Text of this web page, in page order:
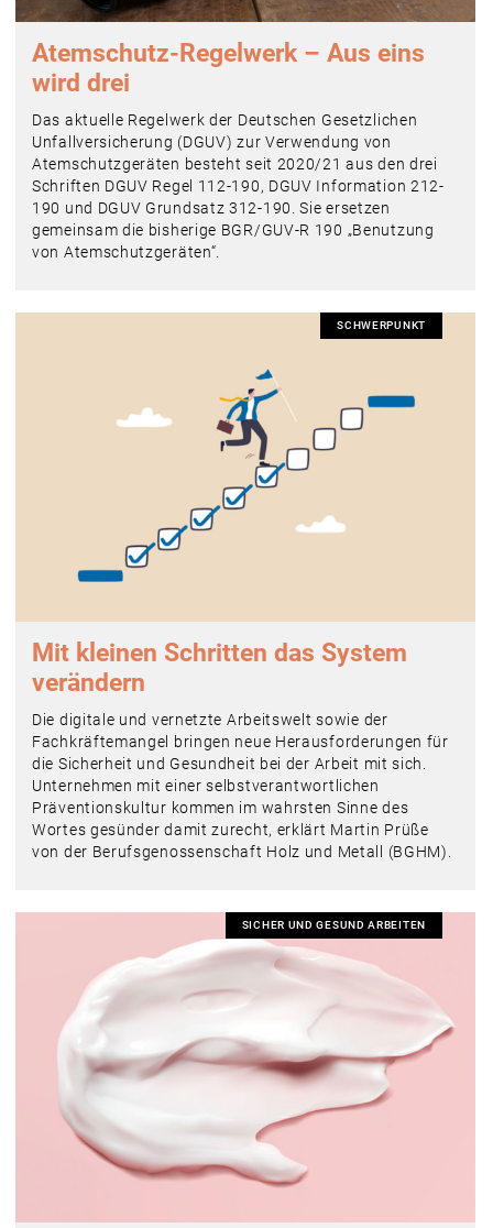
Atemschutz-Regelwerk – Aus eins
wird drei
Das aktuelle Regelwerk der Deutschen Gesetzlichen
Unfallversicherung (DGUV) zur Verwendung von
Atemschutzgeräten besteht seit 2020/21 aus den drei
Schriften DGUV Regel 112-190, DGUV Information 212-
190 und DGUV Grundsatz 312-190. Sie ersetzen
gemeinsam die bisherige BGR/GUV-R 190 „Benutzung
von Atemschutzgeräten“.
SCHWERPUNKT
Mit kleinen ­Schritten das System
verändern
Die digitale und vernetzte Arbeitswelt sowie der
Fachkräftemangel bringen neue Herausforderungen für
die Sicherheit und Gesundheit bei der Arbeit mit sich.
Unternehmen mit einer selbstverantwortlichen
Präventionskultur kommen im wahrsten Sinne des
Wortes gesünder damit zurecht, erklärt Martin Prüße
von der Berufsgenossenschaft Holz und Metall (BGHM).
SICHER UND GESUND ARBEITEN